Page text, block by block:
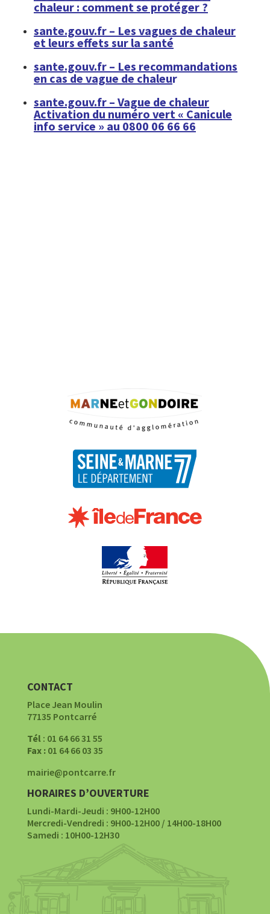
chaleur : comment se protéger ?
sante.gouv.fr – Les vagues de chaleur
et leurs effets sur la santé
sante.gouv.fr – Les recommandations
en cas de vague de chaleur
sante.gouv.fr – Vague de chaleur
Activation du numéro vert « Canicule
info service » au 0800 06 66 66
CONTACT
Place Jean Moulin
77135 Pontcarré
Tél : 01 64 66 31 55
Fax :01 64 66 03 35
mairie@pontcarre.fr
HORAIRES D’OUVERTURE
Lundi-Mardi-Jeudi : 9H00-12H00
Mercredi-Vendredi : 9H00-12H00 / 14H00-18H00
Samedi : 10H00-12H30